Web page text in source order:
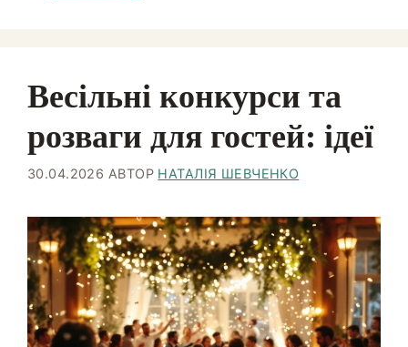
Весільні конкурси та
розваги для гостей: ідеї
30.04.2026 АВТОР НАТАЛІЯ ШЕВЧЕНКО